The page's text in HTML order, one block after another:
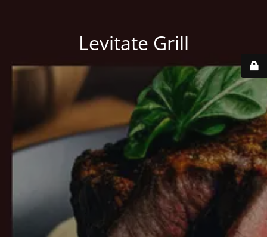
Levitate Grill